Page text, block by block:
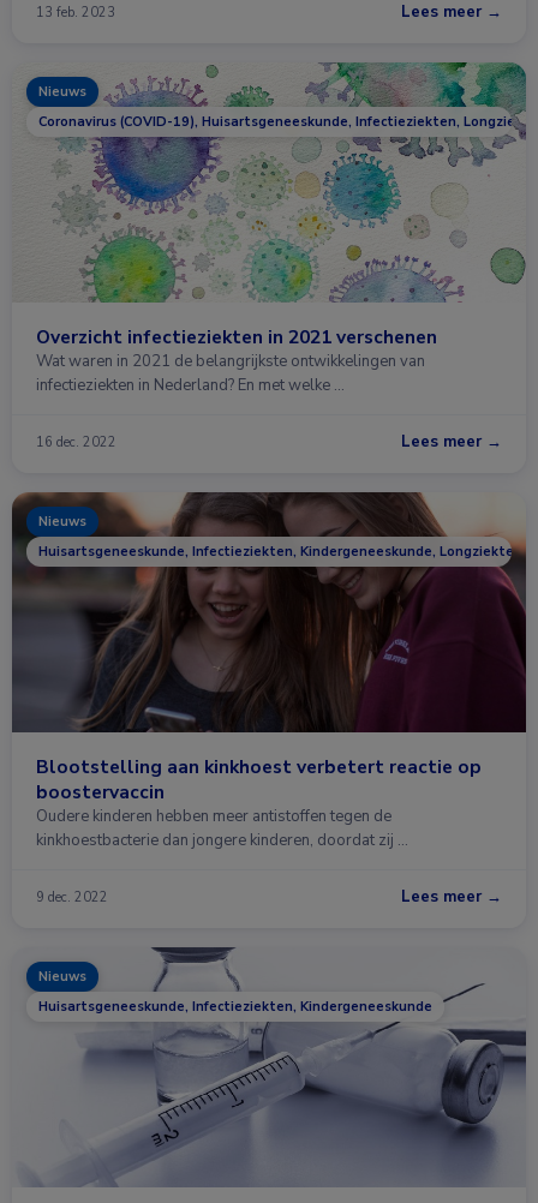
13 feb. 2023 Lees meer →
Nieuws
Coronavirus (COVID-19), Huisartsgeneeskunde, Infectieziekten,
Overzicht infectieziekten in 2021 verschenen
Wat waren in 2021 de belangrijkste ontwikkelingen van
infectieziekten in Nederland? En met welke …
16 dec. 2022 Lees meer →
Nieuws
Huisartsgeneeskunde, Infectieziekten, Kindergeneeskunde, Longziekten
Blootstelling aan kinkhoest verbetert reactie op
boostervaccin
Oudere kinderen hebben meer antistoffen tegen de
kinkhoestbacterie dan jongere kinderen, doordat zij …
9 dec. 2022 Lees meer →
Nieuws
Huisartsgeneeskunde, Infectieziekten, Kindergeneeskunde